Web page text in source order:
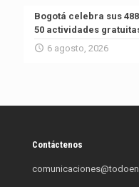
Bogotá celebra sus
50 actividades
6 agosto, 2026
Contáctenos